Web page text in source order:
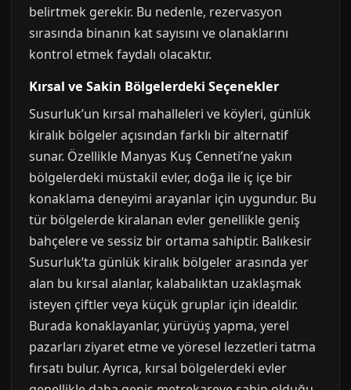
belirtmek gerekir. Bu nedenle, rezervasyon
sırasında binanın kat sayısını ve olanaklarını
kontrol etmek faydalı olacaktır.
Kırsal ve Sakin Bölgelerdeki Seçenekler
Susurluk’un kırsal mahalleleri ve köyleri, günlük
kiralık bölgeler açısından farklı bir alternatif
sunar. Özellikle Manyas Kuş Cenneti’ne yakın
bölgelerdeki müstakil evler, doğa ile iç içe bir
konaklama deneyimi arayanlar için uygundur. Bu
tür bölgelerde kiralanan evler genellikle geniş
bahçelere ve sessiz bir ortama sahiptir. Balıkesir
Susurluk’ta günlük kiralık bölgeler arasında yer
alan bu kırsal alanlar, kalabalıktan uzaklaşmak
isteyen çiftler veya küçük gruplar için idealdir.
Burada konaklayanlar, yürüyüş yapma, yerel
pazarları ziyaret etme ve yöresel lezzetleri tatma
fırsatı bulur. Ayrıca, kırsal bölgelerdeki evler